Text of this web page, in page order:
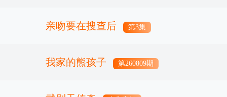
亲吻要在搜查后 第3集
我家的熊孩子 第260809期